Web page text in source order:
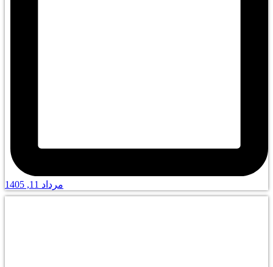
مرداد 11, 1405